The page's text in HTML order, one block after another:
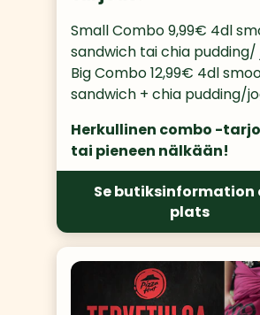
Small Combo 9,99€ 4dl
sandwich tai chia pudding/
Big Combo 12,99€ 4dl
sandwich + chia pudding/
Herkullinen combo -
tai pieneen nälkään!
Se butiksinformation
plats